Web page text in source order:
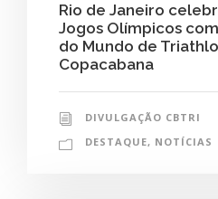
Rio de Janeiro
Jogos Olímpicos
do Mundo de
Copacabana
DIVULGAÇÃO CBTRI
DESTAQUE, NOTÍCIAS